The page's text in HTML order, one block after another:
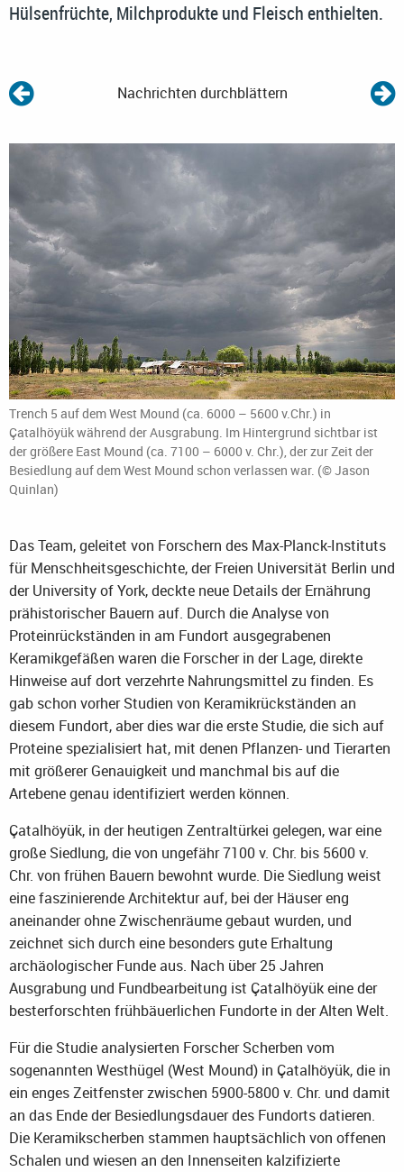
Hülsenfrüchte, Milchprodukte und Fleisch enthielten.
Nachrichten durchblättern
Trench 5 auf dem West Mound (ca. 6000 – 5600 v.Chr.) in
Çatalhöyük während der Ausgrabung. Im Hintergrund sichtbar ist
der größere East Mound (ca. 7100 – 6000 v. Chr.), der zur Zeit der
Besiedlung auf dem West Mound schon verlassen war. (© Jason
Quinlan)
Das Team, geleitet von Forschern des Max-Planck-Instituts
für Menschheitsgeschichte, der Freien Universität Berlin und
der University of York, deckte neue Details der Ernährung
prähistorischer Bauern auf. Durch die Analyse von
Proteinrückständen in am Fundort ausgegrabenen
Keramikgefäßen waren die Forscher in der Lage, direkte
Hinweise auf dort verzehrte Nahrungsmittel zu finden. Es
gab schon vorher Studien von Keramikrückständen an
diesem Fundort, aber dies war die erste Studie, die sich auf
Proteine spezialisiert hat, mit denen Pflanzen- und Tierarten
mit größerer Genauigkeit und manchmal bis auf die
Artebene genau identifiziert werden können.
Çatalhöyük, in der heutigen Zentraltürkei gelegen, war eine
große Siedlung, die von ungefähr 7100 v. Chr. bis 5600 v.
Chr. von frühen Bauern bewohnt wurde. Die Siedlung weist
eine faszinierende Architektur auf, bei der Häuser eng
aneinander ohne Zwischenräume gebaut wurden, und
zeichnet sich durch eine besonders gute Erhaltung
archäologischer Funde aus. Nach über 25 Jahren
Ausgrabung und Fundbearbeitung ist Çatalhöyük eine der
besterforschten frühbäuerlichen Fundorte in der Alten Welt.
Für die Studie analysierten Forscher Scherben vom
sogenannten Westhügel (West Mound) in Çatalhöyük, die in
ein enges Zeitfenster zwischen 5900-5800 v. Chr. und damit
an das Ende der Besiedlungsdauer des Fundorts datieren.
Die Keramikscherben stammen hauptsächlich von offenen
Schalen und wiesen an den Innenseiten kalzifizierte